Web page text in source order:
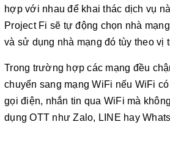
hợp với nhau để khai thác dịch vụ
Project Fi sẽ tự động chọn nhà
và sử dụng nhà mạng đó tùy theo vị
Trong trường hợp các mạng đều
chuyển sang mạng WiFi nếu WiFi
gọi điện, nhắn tin qua WiFi mà
dụng OTT như Zalo, LINE hay